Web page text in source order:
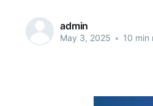
admin
May 3, 2025 • 10 min